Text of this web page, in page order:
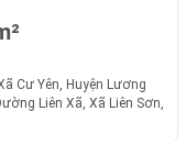
Cư Yên, Huyện Lương
Liên Xã, Xã Liên Sơn,